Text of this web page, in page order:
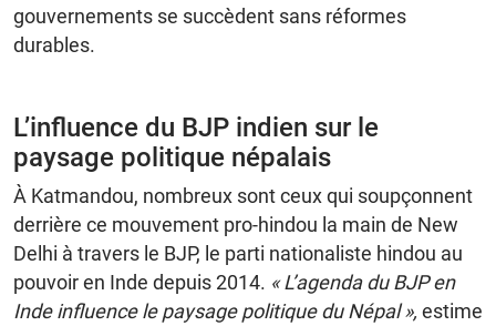
gouvernements se succèdent sans réformes
durables.
L’influence du BJP indien sur le
paysage politique népalais
À Katmandou, nombreux sont ceux qui soupçonnent
derrière ce mouvement pro-hindou la main de New
Delhi à travers le BJP, le parti nationaliste hindou au
pouvoir en Inde depuis 2014. « L’agenda du BJP en
Inde influence le paysage politique du Népal », estime